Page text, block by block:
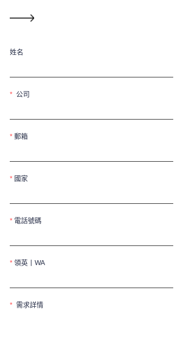
姓名
公司
郵箱
國家
電話號碼
領英丨WA
需求詳情